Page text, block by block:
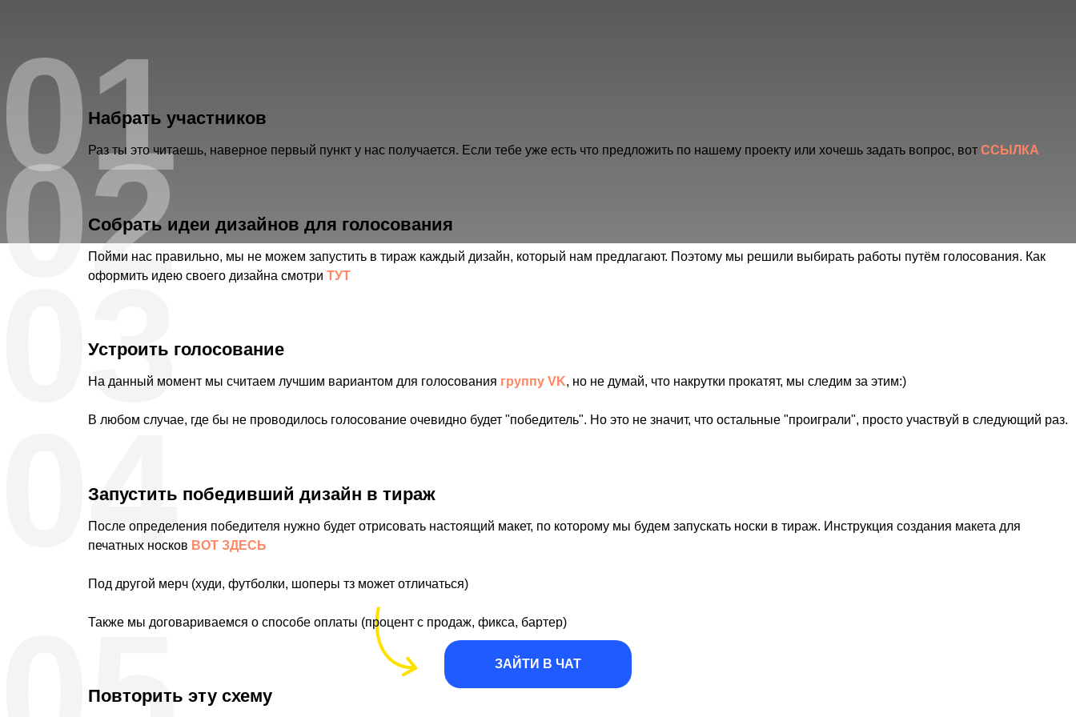
которое не сидит на ж*пе, а хочет развиваться и
самореализовываться, делать классный мерч и
ЗАЙТИ В ЧАТ
Набрать участников
Раз ты это читаешь, наверное первый пункт у нас получается. Если тебе уже есть что предложить по нашему проекту или хочешь задать вопрос, вот ССЫЛКА
01
Собрать идеи дизайнов для голосования
Пойми нас правильно, мы не можем запустить в тираж каждый дизайн, который нам предлагают. Поэтому мы решили выбирать работы путём голосования. Как
оформить идею своего дизайна смотри ТУТ
02
Устроить голосование
На данный момент мы считаем лучшим вариантом для голосования группу VK, но не думай, что накрутки прокатят, мы следим за этим:)
В любом случае, где бы не проводилось голосование очевидно будет "победитель". Но это не значит, что остальные "проиграли", просто участвуй в следующий раз.
03
Запустить победивший дизайн в тираж
После определения победителя нужно будет отрисовать настоящий макет, по которому мы будем запускать носки в тираж. Инструкция создания макета для
печатных носков ВОТ ЗДЕСЬ
Под другой мерч (худи, футболки, шоперы тз может отличаться)
Также мы договариваемся о способе оплаты (процент с продаж, фикса, бартер)
04
Повторить эту схему